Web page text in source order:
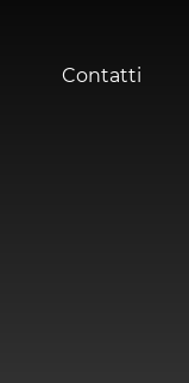
Contatti